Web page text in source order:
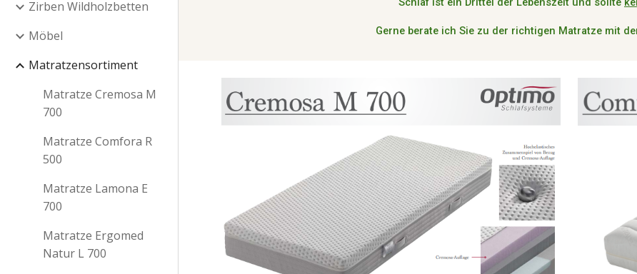
Zirben Wildholzbetten
Möbel
Matratzensortiment
Matratze Cremosa M
700
Matratze Comfora R
500
Matratze Lamona E
700
Matratze Ergomed
Natur L 700
Gerne berate ich Sie zu der richtigen Matratze mit